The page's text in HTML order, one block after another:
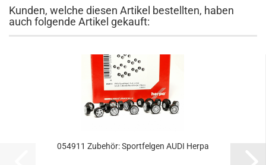
Kunden, welche diesen Artikel bestellten, haben
auch folgende Artikel gekauft:
054911 Zubehör: Sportfelgen AUDI Herpa